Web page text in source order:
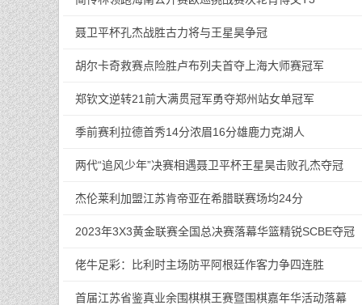
聂卫平杯孔杰战胜古力将与王星昊争冠
胡尔卡奇救赛点险胜卢布列夫首夺上海大师赛冠军
郑钦文逆转21前大满贯冠军勇夺郑州站女单冠军
季前赛利拉德首秀14分浓眉16分雄鹿力克湖人
两代“追风少年”决赛相遇聂卫平杯王星昊击败孔杰夺冠
杰伦莱利加盟江苏肯帝亚在希腊联赛场均24分
2023年3X3黄金联赛全国总决赛落幕华篮精锐SCBE夺冠
佬牛足彩：比利时主场防平阿根廷作客力争四连胜
首届江苏省鉴真业余围棋棋王赛暨围棋嘉年华活动落幕